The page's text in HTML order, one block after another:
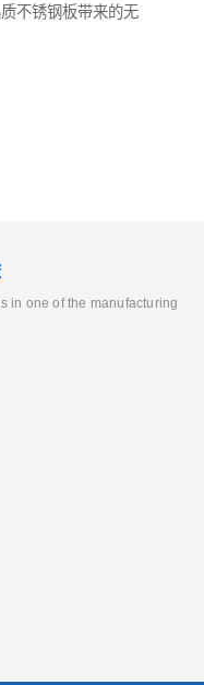
不锈钢板带来的无
in one of the manufacturing